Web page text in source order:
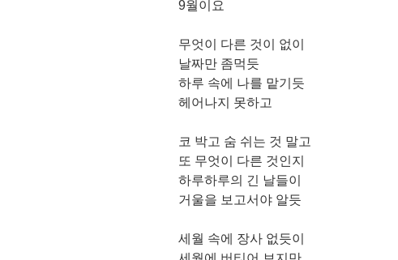
9월이요
무엇이 다른 것이 없이
날짜만 좀먹듯
하루 속에 나를 맡기듯
헤어나지 못하고
코 박고 숨 쉬는 것 말고
또 무엇이 다른 것인지
하루하루의 긴 날들이
거울을 보고서야 알듯
세월 속에 장사 없듯이